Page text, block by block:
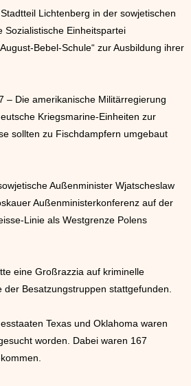
Lichtenberg in der sowjetischen
Sozialistische Einheitspartei
Bebel-Schule“ zur Ausbildung ihrer
– Die amerikanische Militärregierung
Kriegsmarine-Einheiten zur
sollten zu Fischdampfern umgebaut
Außenminister Wjatscheslaw
Außenministerkonferenz auf der
Linie als Westgrenze Polens
eine Großrazzia auf kriminelle
der Besatzungstruppen stattgefunden.
Texas und Oklahoma waren
worden. Dabei waren 167